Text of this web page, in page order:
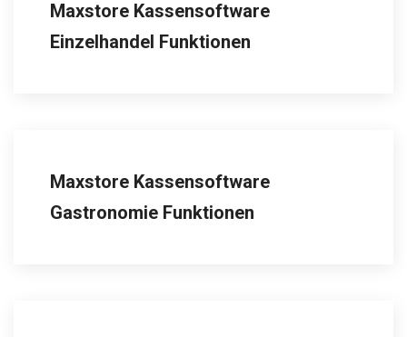
Maxstore Kassensoftware
Einzelhandel Funktionen
Maxstore Kassensoftware
Gastronomie Funktionen